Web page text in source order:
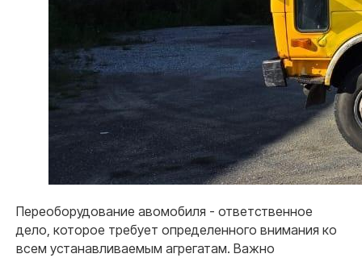
Переоборудование авомобиля - ответственное
дело, которое требует определенного внимания ко
всем устанавливаемым агрегатам. Важно
Почему мы